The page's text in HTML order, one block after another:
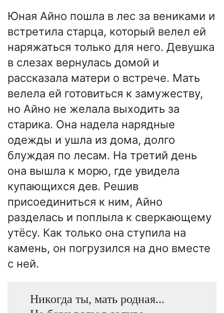
Юная Айно пошла в лес за вениками и
встретила старца, который велел ей
наряжаться только для него. Девушка
в слезах вернулась домой и
рассказала матери о встрече. Мать
велела ей готовиться к замужеству,
но Айно не желала выходить за
старика. Она надела нарядные
одежды и ушла из дома, долго
блуждая по лесам. На третий день
она вышла к морю, где увидела
купающихся дев. Решив
присоединиться к ним, Айно
разделась и поплыла к сверкающему
утёсу. Как только она ступила на
камень, он погрузился на дно вместе
с ней.
Никогда ты, мать родная...